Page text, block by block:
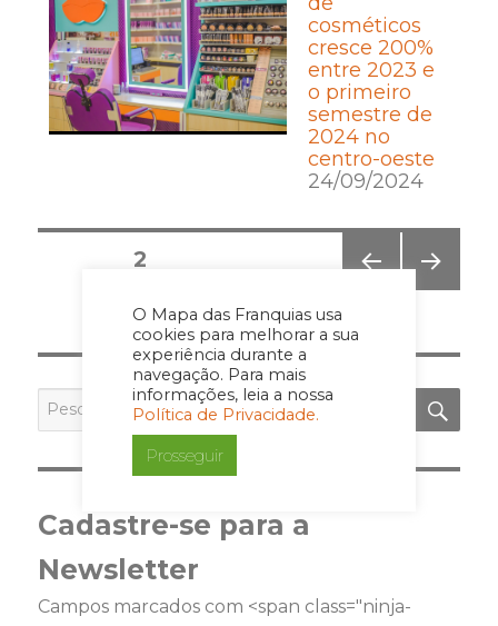
O Mapa das Franquias usa
cookies para melhorar a sua
experiência durante a
navegação. Para mais
informações, leia a nossa
Política de Privacidade.
Prosseguir
cosméticos
cresce 200%
entre 2023 e
o primeiro
semestre de
2024 no
centro-oeste
24/09/2024
Posts
pagination
ANT
PÁGINA2
NA
por:
Cadastre-se para a
Newsletter
Campos marcados com <span class="ninja-